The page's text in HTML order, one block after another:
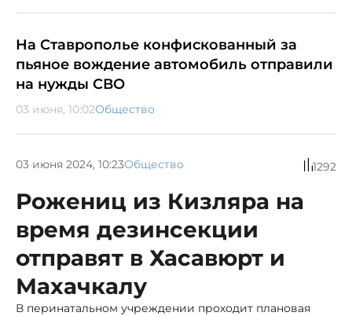
На Ставрополье конфискованный за
пьяное вождение автомобиль отправили
на нужды СВО
03 июня, 10:02Общество
03 июня 2024, 10:23Общество 1292
Рожениц из Кизляра на
время дезинсекции
отправят в Хасавюрт и
Махачкалу
В перинатальном учреждении проходит плановая